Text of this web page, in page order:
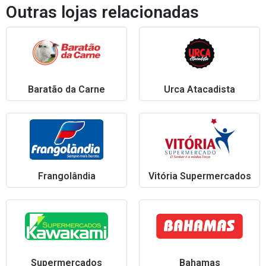
Outras lojas relacionadas
Baratão da Carne Urca Atacadista
Frangolândia Vitória Supermercados
Supermercados Bahamas